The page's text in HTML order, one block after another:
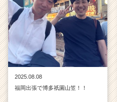
2025.08.08
福岡出張で博多祇園山笠！！